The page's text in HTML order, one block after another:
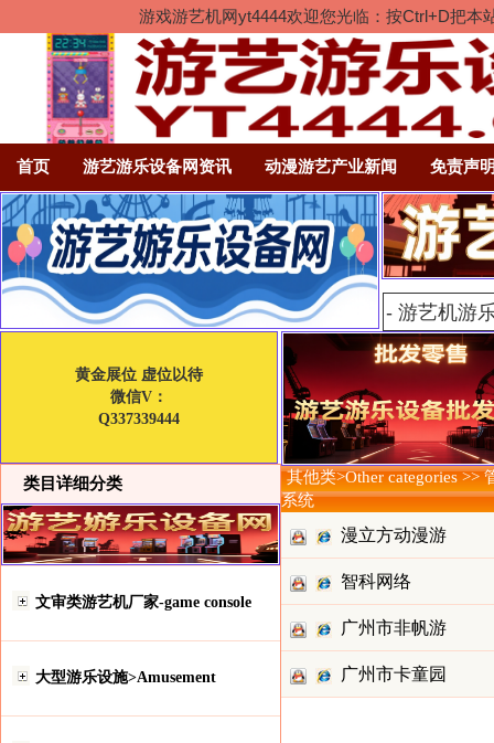
游戏游艺机网yt4444欢迎您光临：按Ctrl+D把
首页 游艺游乐设备网资讯 动漫游艺产业新闻 免责声
黄金展位 虚位以待
微信V：
Q337339444
类目详细分类
文审类游艺机厂家-game console
大型游乐设施>Amusement
其他类>Other categories >>
系统
漫立方动漫游
艺配件城智科网络
广州市非帆游
乐设备有广州市卡童园